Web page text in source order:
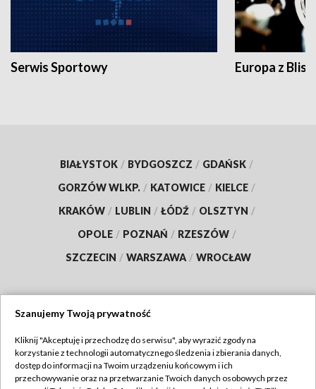
Serwis Sportowy Europa z
BIAŁYSTOK / BYDGOSZCZ / GDAŃSK /
GORZÓW WLKP. / KATOWICE / KIELCE /
KRAKÓW / LUBLIN / ŁÓDŹ / OLSZTYN /
OPOLE / POZNAŃ / RZESZÓW /
SZCZECIN / WARSZAWA / WROCŁAW
TVP
Abonament TVP
Regulamin TVP
Szanujemy Twoją prywatność
Kliknij "Akceptuję i przechodzę do serwisu", aby wyrazić zgody na
korzystanie z technologii automatycznego śledzenia i zbierania danych,
dostęp do informacji na Twoim urządzeniu końcowym i ich
przechowywanie oraz na przetwarzanie Twoich danych osobowych przez